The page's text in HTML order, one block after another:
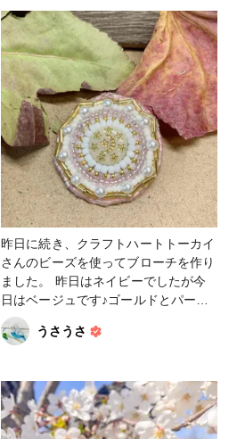
昨日に続き、クラフトハートトーカイ
さんのビーズを使ってブローチを作り
ました。 昨日はネイビーでしたが今
日はベージュです♪ゴールドとパール
が似合いそうだなぁと合わせてみたら
ピッタリ😆上手くいくと嬉しいです♪
テージ #ヴィンテージパーツ #ファン
れぽ_Tokaiグループ #ファンれぽ_シ
ュゲール #ファンれぽ_partsclub
うさうさ